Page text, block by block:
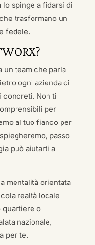
lo spinge a fidarsi di
trasformano un
fedele.
un team che parla
ogni azienda ci
concreti. Non ti
per
al tuo fianco per
passo
può aiutarti a
mentalità orientata
realtà locale
quartiere o
nazionale,
per te.